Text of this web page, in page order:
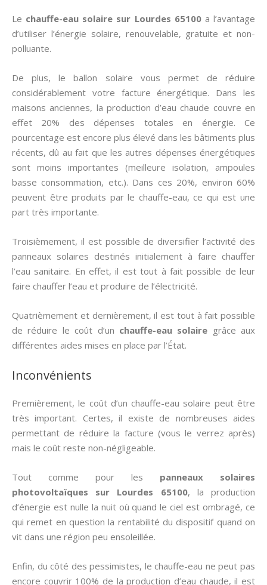
Le chauffe-eau solaire sur Lourdes 65100a l’avantage
d’utiliser l’énergie solaire, renouvelable, gratuite et non-
polluante.
De plus, le ballon solaire vous permet de réduire
considérablement votre facture énergétique. Dans les
maisons anciennes, la production d’eau chaude couvre en
effet 20% des dépenses totales en énergie. Ce
pourcentage est encore plus élevé dans les bâtiments plus
récents, dû au fait que les autres dépenses énergétiques
sont moins importantes (meilleure isolation, ampoules
basse consommation, etc.). Dans ces 20%, environ 60%
peuvent être produits par le chauffe-eau, ce qui est une
part très importante.
Troisièmement, il est possible de diversifier l’activité des
panneaux solaires destinés initialement à faire chauffer
l’eau sanitaire. En effet, il est tout à fait possible de leur
faire chauffer l’eau et produire de l’électricité.
Quatrièmement et dernièrement, il est tout à fait possible
de réduire le coût d’un chauffe-eau solaire grâce aux
différentes aides mises en place par l’État.
Inconvénients
Premièrement, le coût d’un chauffe-eau solaire peut être
très important. Certes, il existe de nombreuses aides
permettant de réduire la facture (vous le verrez après)
mais le coût reste non-négligeable.
Tout comme pour les panneaux solaires
photovoltaïques sur Lourdes 65100, la production
d’énergie est nulle la nuit où quand le ciel est ombragé, ce
qui remet en question la rentabilité du dispositif quand on
vit dans une région peu ensoleillée.
Enfin, du côté des pessimistes, le chauffe-eau ne peut pas
encore couvrir 100% de la production d’eau chaude, il est